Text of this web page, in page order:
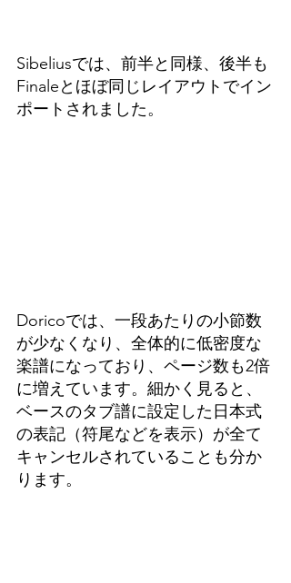
Sibeliusでは、前半と同様、後半も
Finaleとほぼ同じレイアウトでイン
ポートされました。
Doricoでは、一段あたりの小節数
が少なくなり、全体的に低密度な
楽譜になっており、ページ数も2倍
に増えています。細かく見ると、
ベースのタブ譜に設定した日本式
の表記（符尾などを表示）が全て
キャンセルされていることも分か
ります。